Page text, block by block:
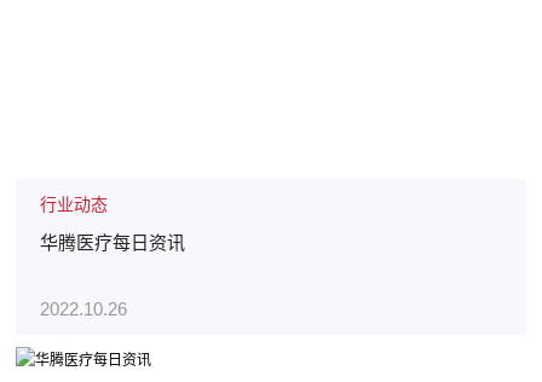
行业动态
华腾医疗每日资讯
2022.10.26